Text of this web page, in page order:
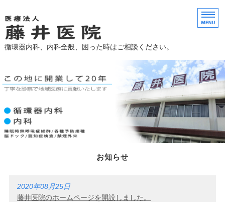
内科・循環器内科の藤
循環器内科、内科全般、困った時はご相談ください。
診療案内
睡眠時無呼吸症候群
禁煙外来・プラセンタ
お知らせ
2020年08月25日
藤井医院のホームページを開設しました。